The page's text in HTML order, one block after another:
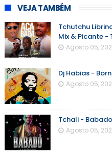
VEJA TAMBÉM
Tchutchu
Mix & Picante
Agosto 05,
Dj Habias -
Agosto 05,
Tchali - Babado
Agosto 05,